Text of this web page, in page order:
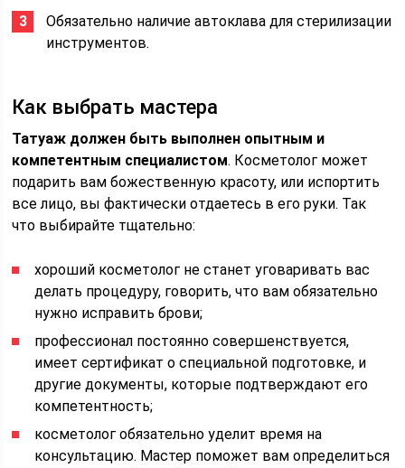
Обязательно наличие автоклава для стерилизации
инструментов.
Как выбрать мастера
Татуаж должен быть выполнен опытным и
компетентным специалистом. Косметолог может
подарить вам божественную красоту, или испортить
все лицо, вы фактически отдаетесь в его руки. Так
что выбирайте тщательно:
хороший косметолог не станет уговаривать вас
делать процедуру, говорить, что вам обязательно
нужно исправить брови;
профессионал постоянно совершенствуется,
имеет сертификат о специальной подготовке, и
другие документы, которые подтверждают его
компетентность;
косметолог обязательно уделит время на
консультацию. Мастер поможет вам определиться